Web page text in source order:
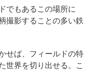
でもあるこの場所に
撮影することの多い鉄
せば、フィールドの特
世界を切り出せる。こ